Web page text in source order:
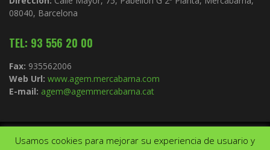
08040, Barcelona
TEL: 93 556 20 00
Fax: 935562006
Web Url: www.agem.mercabarna.com
E-mail: agem@agemmercabarna.cat
Copyright © 2021.AGEM. Todos los derechos reservados. Diseño de
Usamos cookies para mejorar su experiencia de usuario y